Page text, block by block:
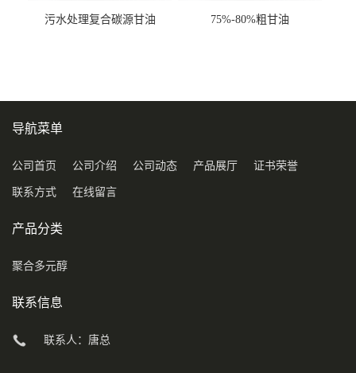
污水处理复合碳源甘油
75%-80%粗甘油
导航菜单
公司首页 公司介绍 公司动态 产品展厅 证书荣誉
联系方式 在线留言
产品分类
聚合多元醇
联系信息
联系人：唐总